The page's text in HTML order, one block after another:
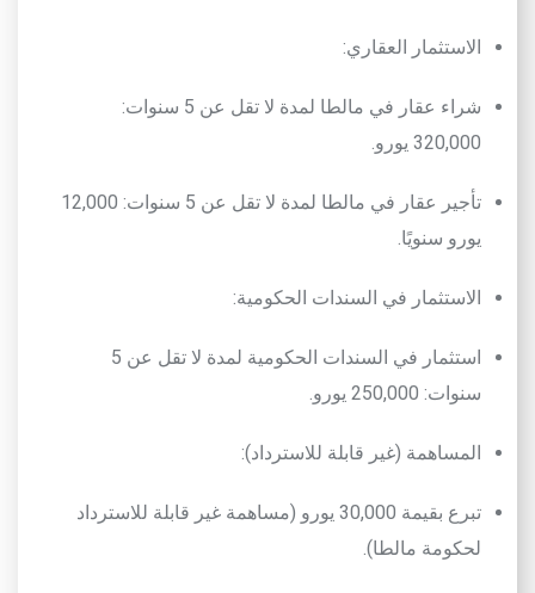
الاستثمار العقاري:
شراء عقار في مالطا لمدة لا تقل عن 5 سنوات:
320,000 يورو.
تأجير عقار في مالطا لمدة لا تقل عن 5 سنوات: 12,000
يورو سنويًا.
الاستثمار في السندات الحكومية:
استثمار في السندات الحكومية لمدة لا تقل عن 5
سنوات: 250,000 يورو
.
المساهمة (غير قابلة للاسترداد):
تبرع بقيمة 30,000 يورو (مساهمة غير قابلة للاسترداد
لحكومة مالطا).